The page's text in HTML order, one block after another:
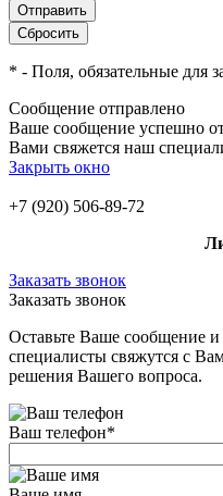
* - Поля, обязательные для
Сообщение отправлено
Ваше сообщение успешно
Вами свяжется наш
Закрыть окно
+7 (920) 506-89-72
Заказать звонок
Заказать звонок
Оставьте Ваше сообщение
специалисты свяжутся с
решения Вашего вопроса.
Ваш телефон*